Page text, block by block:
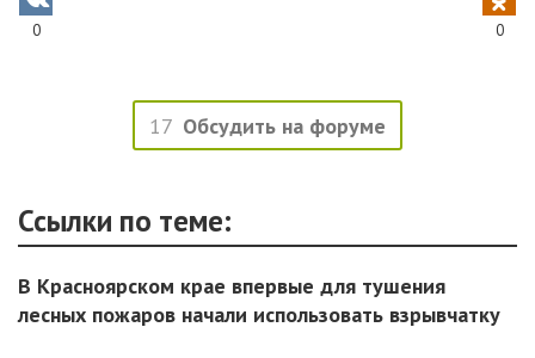
0 0
17 Обсудить на форуме
Ссылки по теме:
В Красноярском крае впервые для тушения
лесных пожаров начали использовать взрывчатку